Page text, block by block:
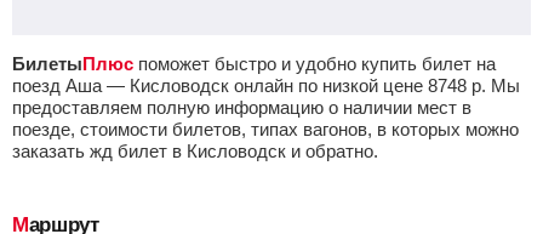
БилетыПлюс поможет быстро и удобно купить билет на
поезд Аша — Кисловодск онлайн по низкой цене 8748 р. Мы
предоставляем полную информацию о наличии мест в
поезде, стоимости билетов, типах вагонов, в которых можно
заказать жд билет в Кисловодск и обратно.
Маршрут